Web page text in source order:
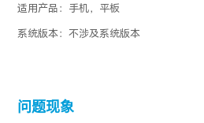
适用产品： 手机，平板
系统版本：不涉及系统版本
问题现象